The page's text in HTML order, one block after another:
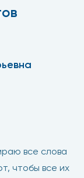
все слова
чтобы все их